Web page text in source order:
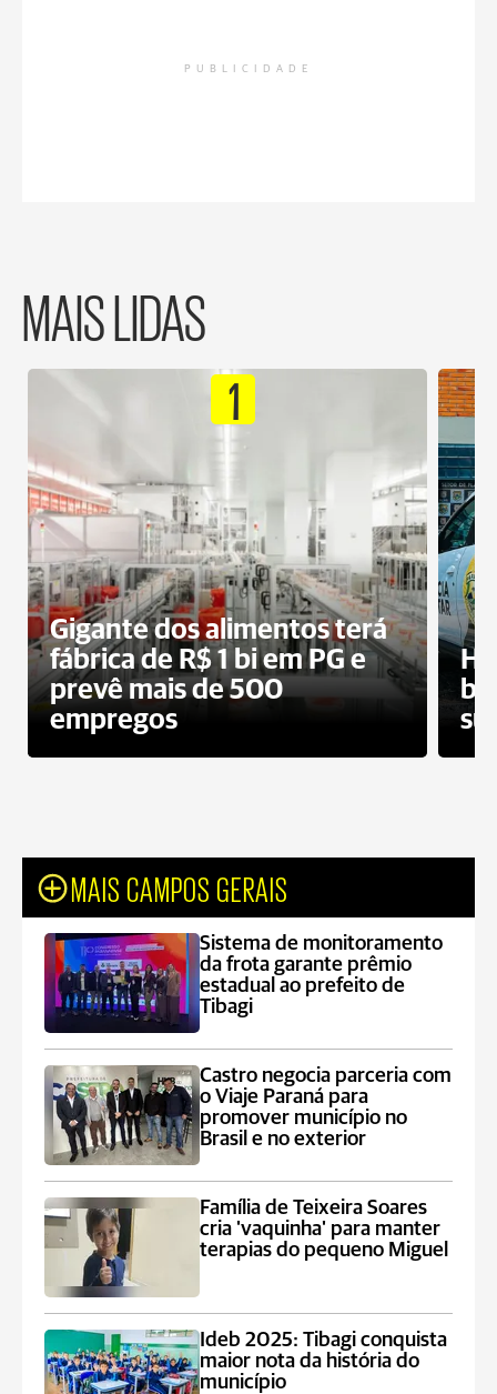
PUBLICIDADE
MAIS LIDAS
1
Gigante dos alimentos terá
fábrica de R$ 1 bi em PG e
prevê mais de 500
empregos
MAIS CAMPOS GERAIS
Sistema de monitoramento
da frota garante prêmio
estadual ao prefeito de
Tibagi
Castro negocia parceria com
o Viaje Paraná para
promover município no
Brasil e no exterior
Família de Teixeira Soares
cria 'vaquinha' para manter
terapias do pequeno Miguel
Ideb 2025: Tibagi conquista
maior nota da história do
município